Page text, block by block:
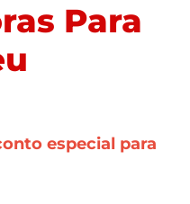
Para
especial para